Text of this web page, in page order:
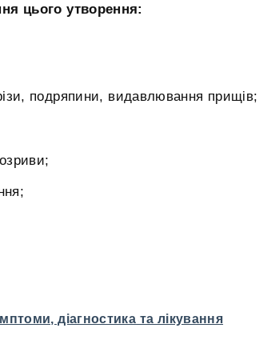
цього утворення:
подряпини, видавлювання прищів;
діагностика та лікування